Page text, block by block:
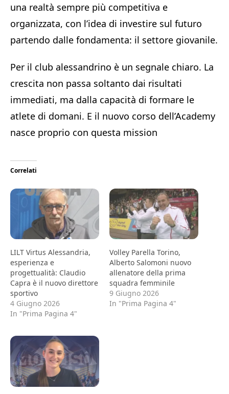
una realtà sempre più competitiva e
organizzata, con l’idea di investire sul futuro
partendo dalle fondamenta: il settore giovanile.
Per il club alessandrino è un segnale chiaro. La
crescita non passa soltanto dai risultati
immediati, ma dalla capacità di formare le
atlete di domani. E il nuovo corso dell’Academy
nasce proprio con questa mission
Correlati
LILT Virtus Alessandria,
esperienza e
progettualità: Claudio
Capra è il nuovo direttore
sportivo
4 Giugno 2026
In "Prima Pagina 4"
Volley Parella Torino,
Alberto Salomoni nuovo
allenatore della prima
squadra femminile
9 Giugno 2026
In "Prima Pagina 4"